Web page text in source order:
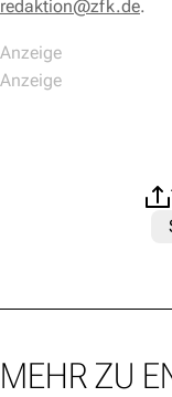
redaktion@zfk.de.
MEHR ZU